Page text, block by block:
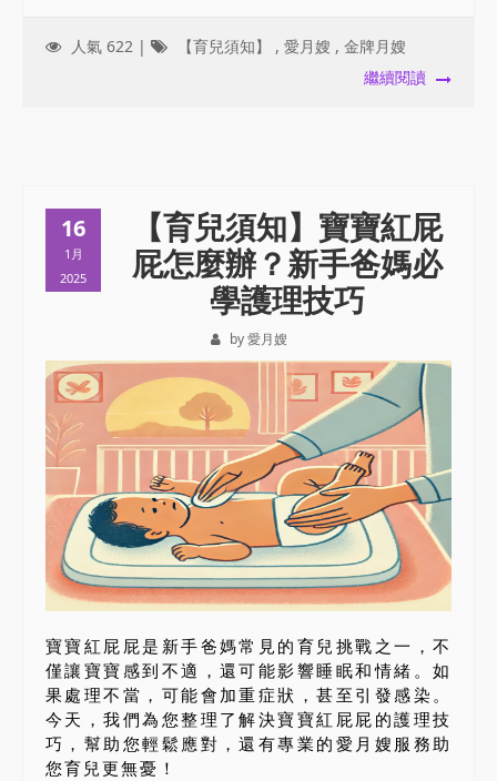
人氣 622 | 【育兒須知】 , 愛月嫂 , 金牌月嫂
繼續閱讀
16
1月
2025
【育兒須知】寶寶紅屁
屁怎麼辦？新手爸媽必
學護理技巧
by 愛月嫂
寶寶紅屁屁是新手爸媽常見的育兒挑戰之一，不
僅讓寶寶感到不適，還可能影響睡眠和情緒。如
果處理不當，可能會加重症狀，甚至引發感染。
今天，我們為您整理了解決寶寶紅屁屁的護理技
巧，幫助您輕鬆應對，還有專業的愛月嫂服務助
您育兒更無憂！